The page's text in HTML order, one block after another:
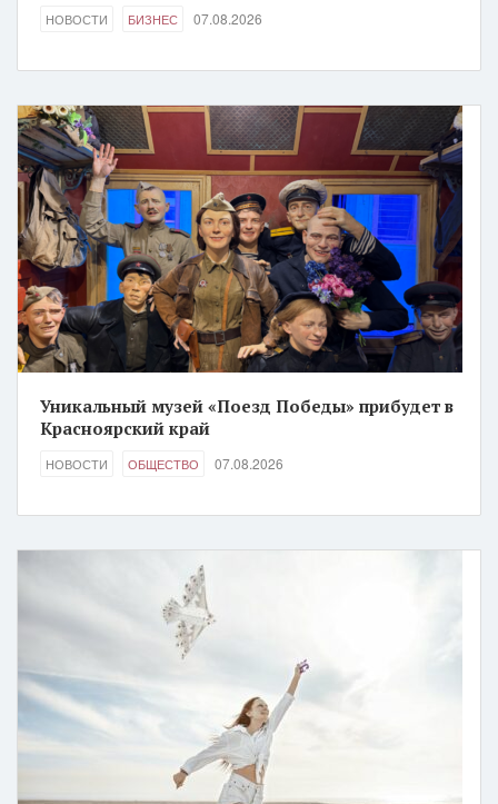
НОВОСТИ БИЗНЕС 07.08.2026
Уникальный музей «Поезд Победы» прибудет в
Красноярский край
НОВОСТИ ОБЩЕСТВО 07.08.2026